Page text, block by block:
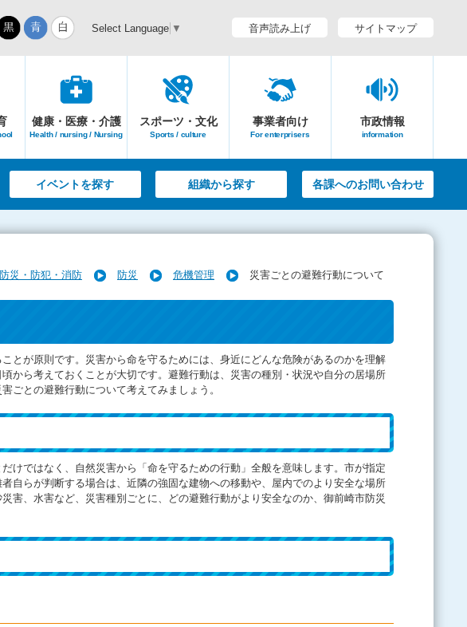
Select Language ▼ 音声読み上げ サイトマップ
健康・医療・介護
Health / nursing / Nursing
スポーツ・文化
Sports / culture
事業者向け
For enterprisers
市政情報
information
イベントを探す 組織から探す 各課へのお問い合わせ
防災・防犯・消防 防災 危機管理 災害ごとの避難行動について
とが原則です。災害から命を守るためには、身近にどんな危険があるのかを理解
から考えておくことが大切です。避難行動は、災害の種別・状況や自分の居場所
ごとの避難行動について考えてみましょう。
けではなく、自然災害から「命を守るための行動」全般を意味します。市が指定
自らが判断する場合は、近隣の強固な建物への移動や、屋内でのより安全な場所
害、水害など、災害種別ごとに、どの避難行動がより安全なのか、御前崎市防災